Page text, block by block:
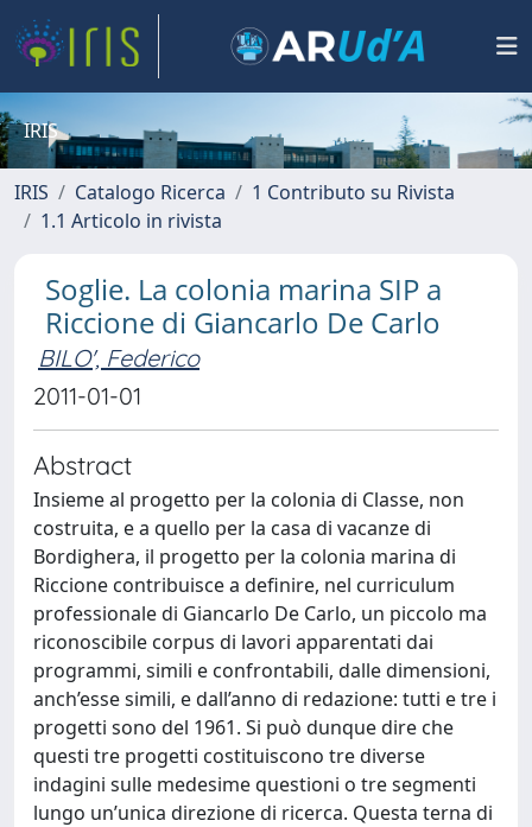
IRIS
IRIS Catalogo Ricerca
1 Contributo su Rivista
1.1 Articolo in rivista
Soglie. La colonia marina SIP a
Riccione di Giancarlo De Carlo
BILO', Federico
2011-01-01
Abstract
Insieme al progetto per la colonia di Classe, non
costruita, e a quello per la casa di vacanze di
Bordighera, il progetto per la colonia marina di
Riccione contribuisce a definire, nel curriculum
professionale di Giancarlo De Carlo, un piccolo ma
riconoscibile corpus di lavori apparentati dai
programmi, simili e confrontabili, dalle dimensioni,
anch’esse simili, e dall’anno di redazione: tutti e tre i
progetti sono del 1961. Si può dunque dire che
questi tre progetti costituiscono tre diverse
indagini sulle medesime questioni o tre segmenti
lungo un’unica direzione di ricerca. Questa terna di